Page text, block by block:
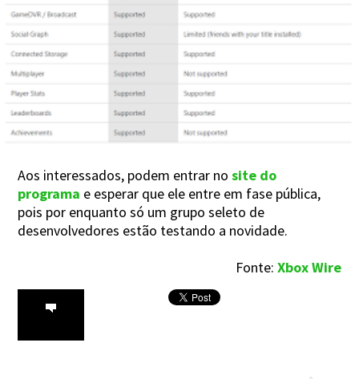
Aos interessados, podem entrar nosite do
programa e esperar que ele entre em fase pública,
pois por enquanto só um grupo seleto de
desenvolvedores estão testando a novidade.
Fonte: Xbox Wire